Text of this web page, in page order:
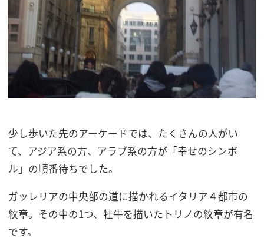
少し歩いた先のアーケードでは、たくさんの人がい
て、アジア系の方、アラブ系の方が「幸せのシンボ
ル」の順番待ちでした。
ガッレリアの中央部の道に描かれるイタリア４都市の
紋章。その中の1つ、牡牛を描いたトリノの紋章が有名
です。